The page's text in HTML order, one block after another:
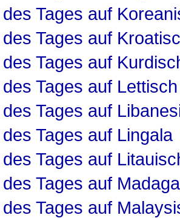
Tages auf
Tages auf
Tages auf
Tages auf Lettisch
Tages auf
Tages auf Lingala
Tages auf
Tages auf
Tages auf